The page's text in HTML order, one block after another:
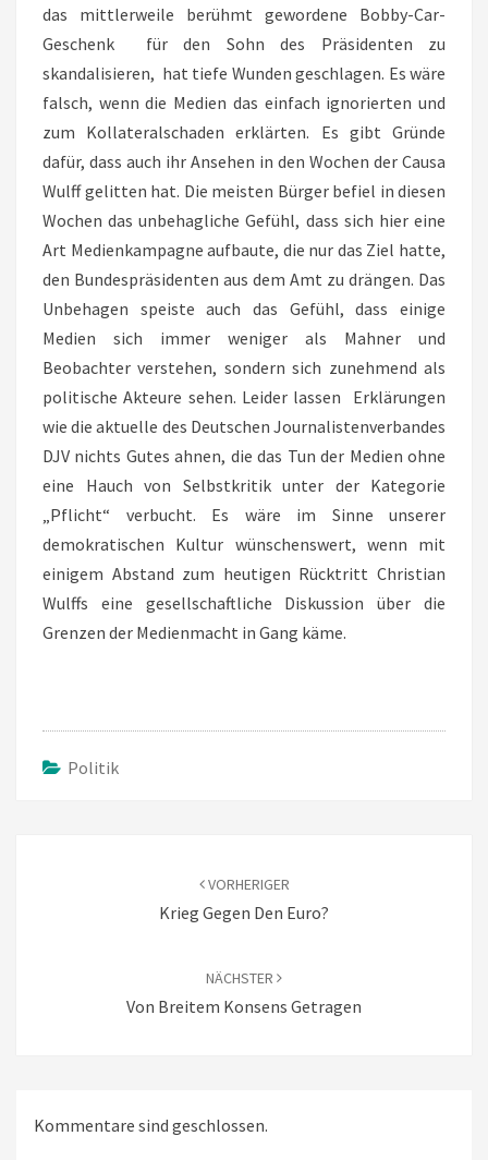
das mittlerweile berühmt gewordene Bobby-Car-
Geschenk für den Sohn des Präsidenten zu
skandalisieren, hat tiefe Wunden geschlagen. Es wäre
falsch, wenn die Medien das einfach ignorierten und
zum Kollateralschaden erklärten. Es gibt Gründe
dafür, dass auch ihr Ansehen in den Wochen der Causa
Wulff gelitten hat. Die meisten Bürger befiel in diesen
Wochen das unbehagliche Gefühl, dass sich hier eine
Art Medienkampagne aufbaute, die nur das Ziel hatte,
den Bundespräsidenten aus dem Amt zu drängen. Das
Unbehagen speiste auch das Gefühl, dass einige
Medien sich immer weniger als Mahner und
Beobachter verstehen, sondern sich zunehmend als
politische Akteure sehen. Leider lassen Erklärungen
wie die aktuelle des Deutschen Journalistenverbandes
DJV nichts Gutes ahnen, die das Tun der Medien ohne
eine Hauch von Selbstkritik unter der Kategorie
„Pflicht“ verbucht. Es wäre im Sinne unserer
demokratischen Kultur wünschenswert, wenn mit
einigem Abstand zum heutigen Rücktritt Christian
Wulffs eine gesellschaftliche Diskussion über die
Grenzen der Medienmacht in Gang käme.
Politik
VORHERIGER
Krieg Gegen Den Euro?
NÄCHSTER
Von Breitem Konsens Getragen
Kommentare sind geschlossen.